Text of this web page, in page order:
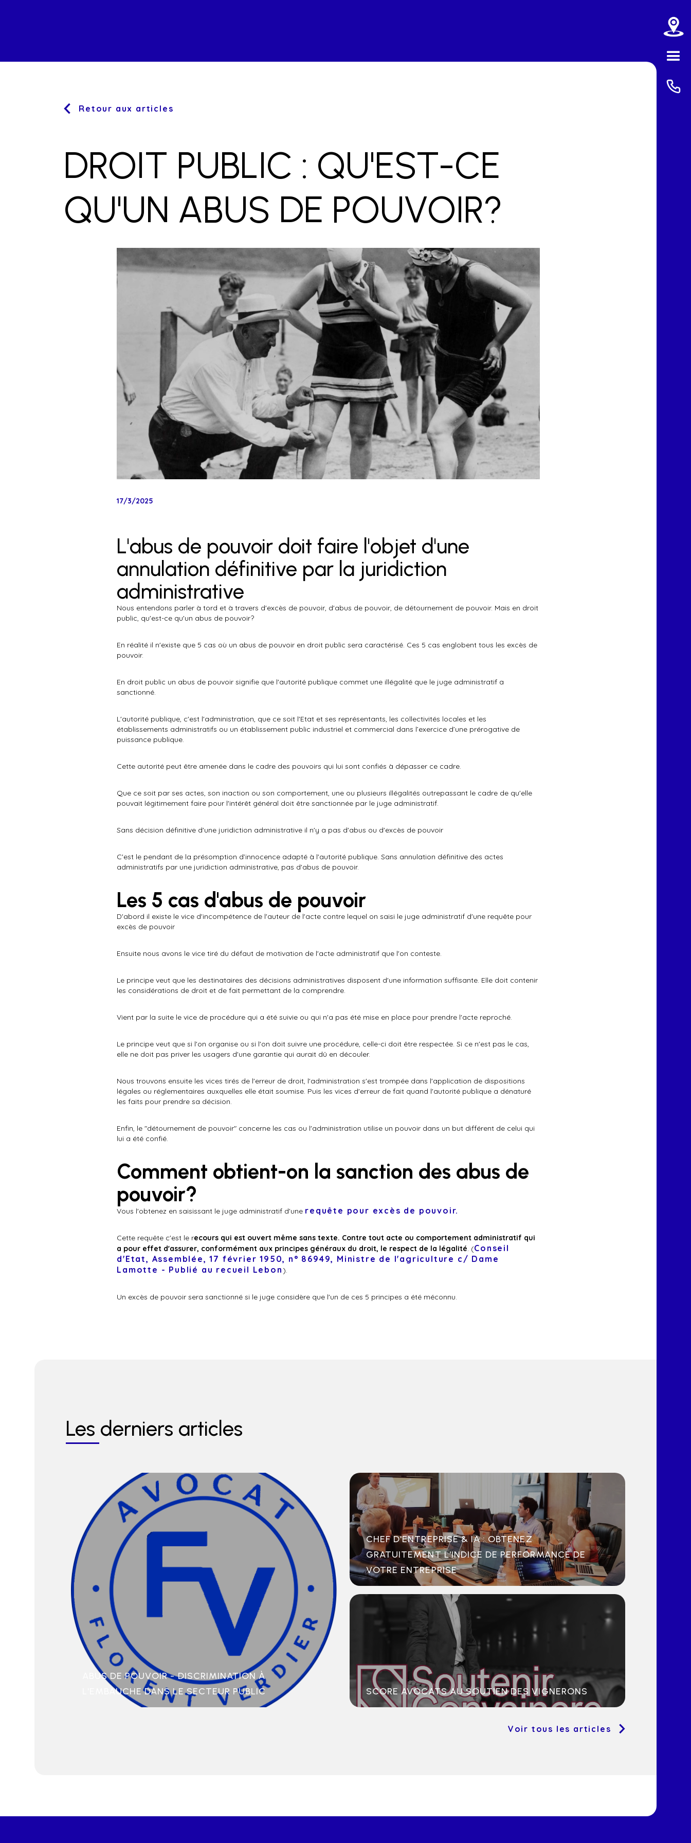
Retour aux articles
DROIT PUBLIC : QU'EST-CE
QU'UN ABUS DE POUVOIR?
17/3/2025
L'abus de pouvoir doit faire l'objet d'une
annulation définitive par la juridiction
administrative
Nous entendons parler à tord et à travers d'excès de pouvoir, d'abus de pouvoir, de détournement de pouvoir. Mais en droit
public, qu'est-ce qu'un abus de pouvoir?
En réalité il n'existe que 5 cas où un abus de pouvoir en droit public sera caractérisé. Ces 5 cas englobent tous les excès de
pouvoir.
En droit public un abus de pouvoir signifie que l'autorité publique commet une illégalité que le juge administratif a
sanctionné.
L'autorité publique, c'est l'administration, que ce soit l'Etat et ses représentants, les collectivités locales et les
établissements administratifs ou un établissement public industriel et commercial dans l’exercice d’une prérogative de
puissance publique.
Cette autorité peut être amenée dans le cadre des pouvoirs qui lui sont confiés à dépasser ce cadre.
Que ce soit par ses actes, son inaction ou son comportement, une ou plusieurs illégalités outrepassant le cadre de qu'elle
pouvait légitimement faire pour l'intérêt général doit être sanctionnée par le juge administratif.
Sans décision définitive d'une juridiction administrative il n'y a pas d'abus ou d'excès de pouvoir
C'est le pendant de la présomption d’innocence adapté à l'autorité publique. Sans annulation définitive des actes
administratifs par une juridiction administrative, pas d'abus de pouvoir.
Les 5 cas d'abus de pouvoir
D'abord il existe le vice d'incompétence de l'auteur de l'acte contre lequel on saisi le juge administratif d'une requête pour
excès de pouvoir
Ensuite nous avons le vice tiré du défaut de motivation de l'acte administratif que l'on conteste.
Le principe veut que les destinataires des décisions administratives disposent d'une information suffisante. Elle doit contenir
les considérations de droit et de fait permettant de la comprendre.
Vient par la suite le vice de procédure qui a été suivie ou qui n'a pas été mise en place pour prendre l'acte reproché.
Le principe veut que si l'on organise ou si l'on doit suivre une procédure, celle-ci doit être respectée. Si ce n'est pas le cas,
elle ne doit pas priver les usagers d'une garantie qui aurait dû en découler.
Nous trouvons ensuite les vices tirés de l'erreur de droit, l'administration s'est trompée dans l'application de dispositions
légales ou réglementaires auxquelles elle était soumise. Puis les vices d'erreur de fait quand l'autorité publique a dénaturé
les faits pour prendre sa décision.
Enfin, le "détournement de pouvoir" concerne les cas ou l'administration utilise un pouvoir dans un but différent de celui qui
lui a été confié.
Comment obtient-on la sanction des abus de
pouvoir?
Vous l'obtenez en saisissant le juge administratif d'une requête pour excès de pouvoir.
Cette requête c'est le recours qui est ouvert même sans texte. Contre tout acte ou comportement administratif qui
a pour effet d'assurer, conformément aux principes généraux du droit, le respect de la légalité. (Conseil
d'Etat, Assemblée, 17 février 1950, n° 86949, Ministre de l'agriculture c/ Dame
Lamotte - Publié au recueil Lebon ).
Un excès de pouvoir sera sanctionné si le juge considère que l'un de ces 5 principes a été méconnu.
Les derniers articles
ABUS DE POUVOIR - DISCRIMINATION À
L'EMBAUCHE DANS LE SECTEUR PUBLIC
CHEF D'ENTREPRISE & IA : OBTENEZ
GRATUITEMENT L'INDICE DE PERFORMANCE DE
VOTRE ENTREPRISE
SCORE AVOCATS AU SOUTIEN DES VIGNERONS
Voir tous les articles